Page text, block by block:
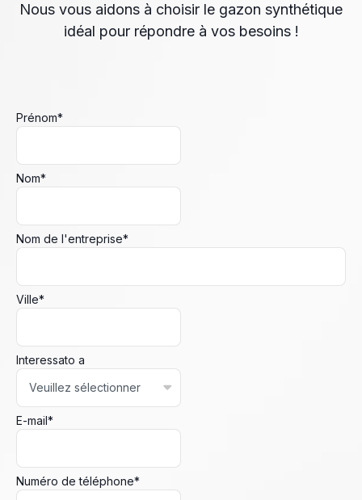
Nous vous aidons à choisir le gazon synthétique
idéal pour répondre à vos besoins !
Prénom*
Nom*
Nom de l'entreprise*
Ville*
Interessato a
E-mail*
Numéro de téléphone*